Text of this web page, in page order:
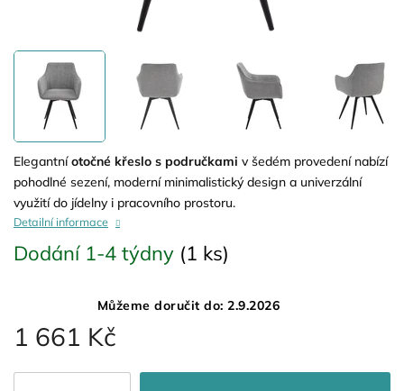
1 661 Kč
Dodání 1-4 týdny (1 ks)
Můžeme doručit do: 2.9.2026
Elegantníotočné křeslo s područkami v šedém provedení nabízí
pohodlné sezení, moderní minimalistický design a univerzální
využití do jídelny i pracovního prostoru.
Detailní informace